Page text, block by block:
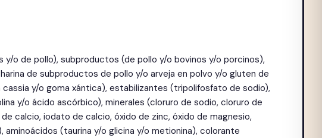
y/o de pollo), subproductos (de pollo y/o bovinos y/o porcinos),
de subproductos de pollo y/o arveja en polvo y/o gluten de
y/o goma xántica), estabilizantes (tripolifosfato de sodio),
y/o ácido ascórbico), minerales (cloruro de sodio, cloruro de
calcio, iodato de calcio, óxido de zinc, óxido de magnesio,
(taurina y/o glicina y/o metionina), colorante